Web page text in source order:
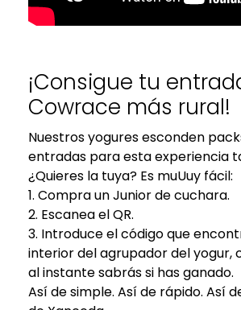
¡Consigue tu
Cowrace más rural!
Nuestros yogures esconden
entradas para esta experiencia
¿Quieres la tuya? Es muUuy fácil:
1. Compra un Junior de cuchara.
2. Escanea el QR.
3. Introduce el código que
interior del agrupador del yogur,
al instante sabrás si has ganado.
Así de simple. Así de rápido. Así